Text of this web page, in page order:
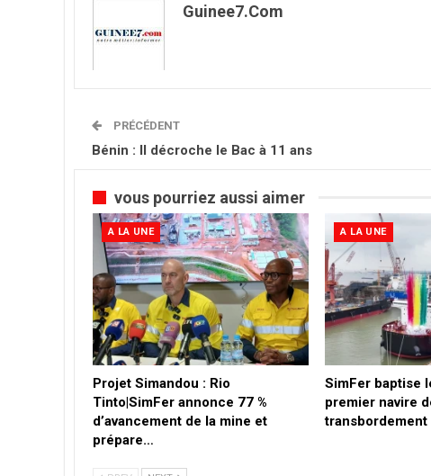
Guinee7.com
PRÉCÉDENT
Bénin : Il décroche le Bac à 11 ans
vous pourriez aussi aimer
A LA UNE
Projet Simandou : Rio
Tinto|SimFer annonce 77 %
d’avancement de la mine et
prépare…
A LA UNE
SimFer baptise
premier navire